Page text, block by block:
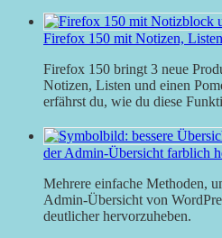
Firefox 150 mit Notizen,
Firefox 150 bringt 3 neue
Notizen, Listen und einen
erfährst du, wie du diese
der Admin-Übersicht farblich
Mehrere einfache Methoden,
Admin-Übersicht von
deutlicher hervorzuheben.